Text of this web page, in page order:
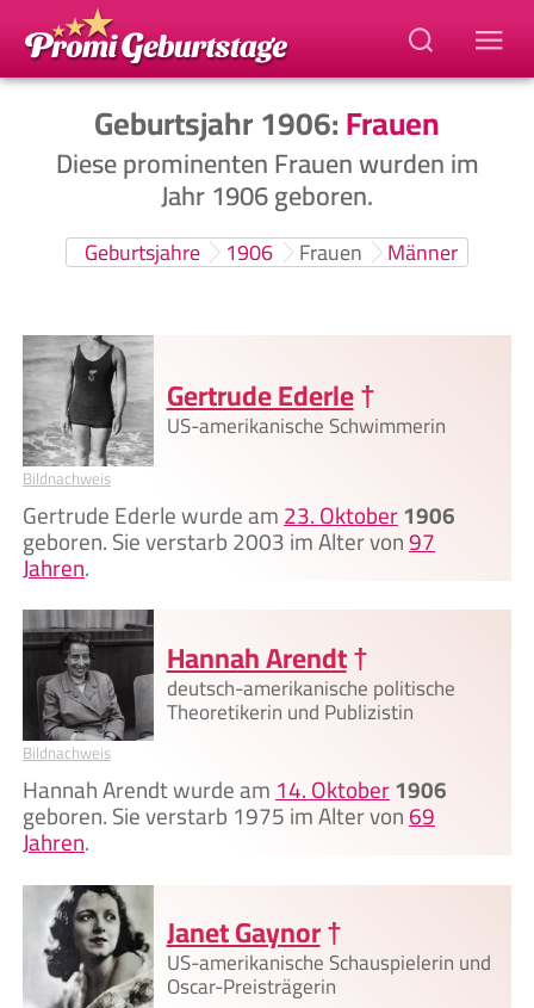
Geburtsjahr 1906:Frauen
Diese prominenten Frauen wurden im
Jahr 1906 geboren.
Geburtsjahre 1906 Frauen Männer
Bildnachweis
Gertrude Ederle†
US-amerikanische Schwimmerin
Gertrude Ederle wurde am23. Oktober1906
geboren. Sie verstarb 2003 im Alter von97
Jahren.
Bildnachweis
Hannah Arendt†
deutsch-amerikanische politische
Theoretikerin und Publizistin
Hannah Arendt wurde am14. Oktober1906
geboren. Sie verstarb 1975 im Alter von69
Jahren.
Janet Gaynor†
US-amerikanische Schauspielerin und
Oscar-Preisträgerin